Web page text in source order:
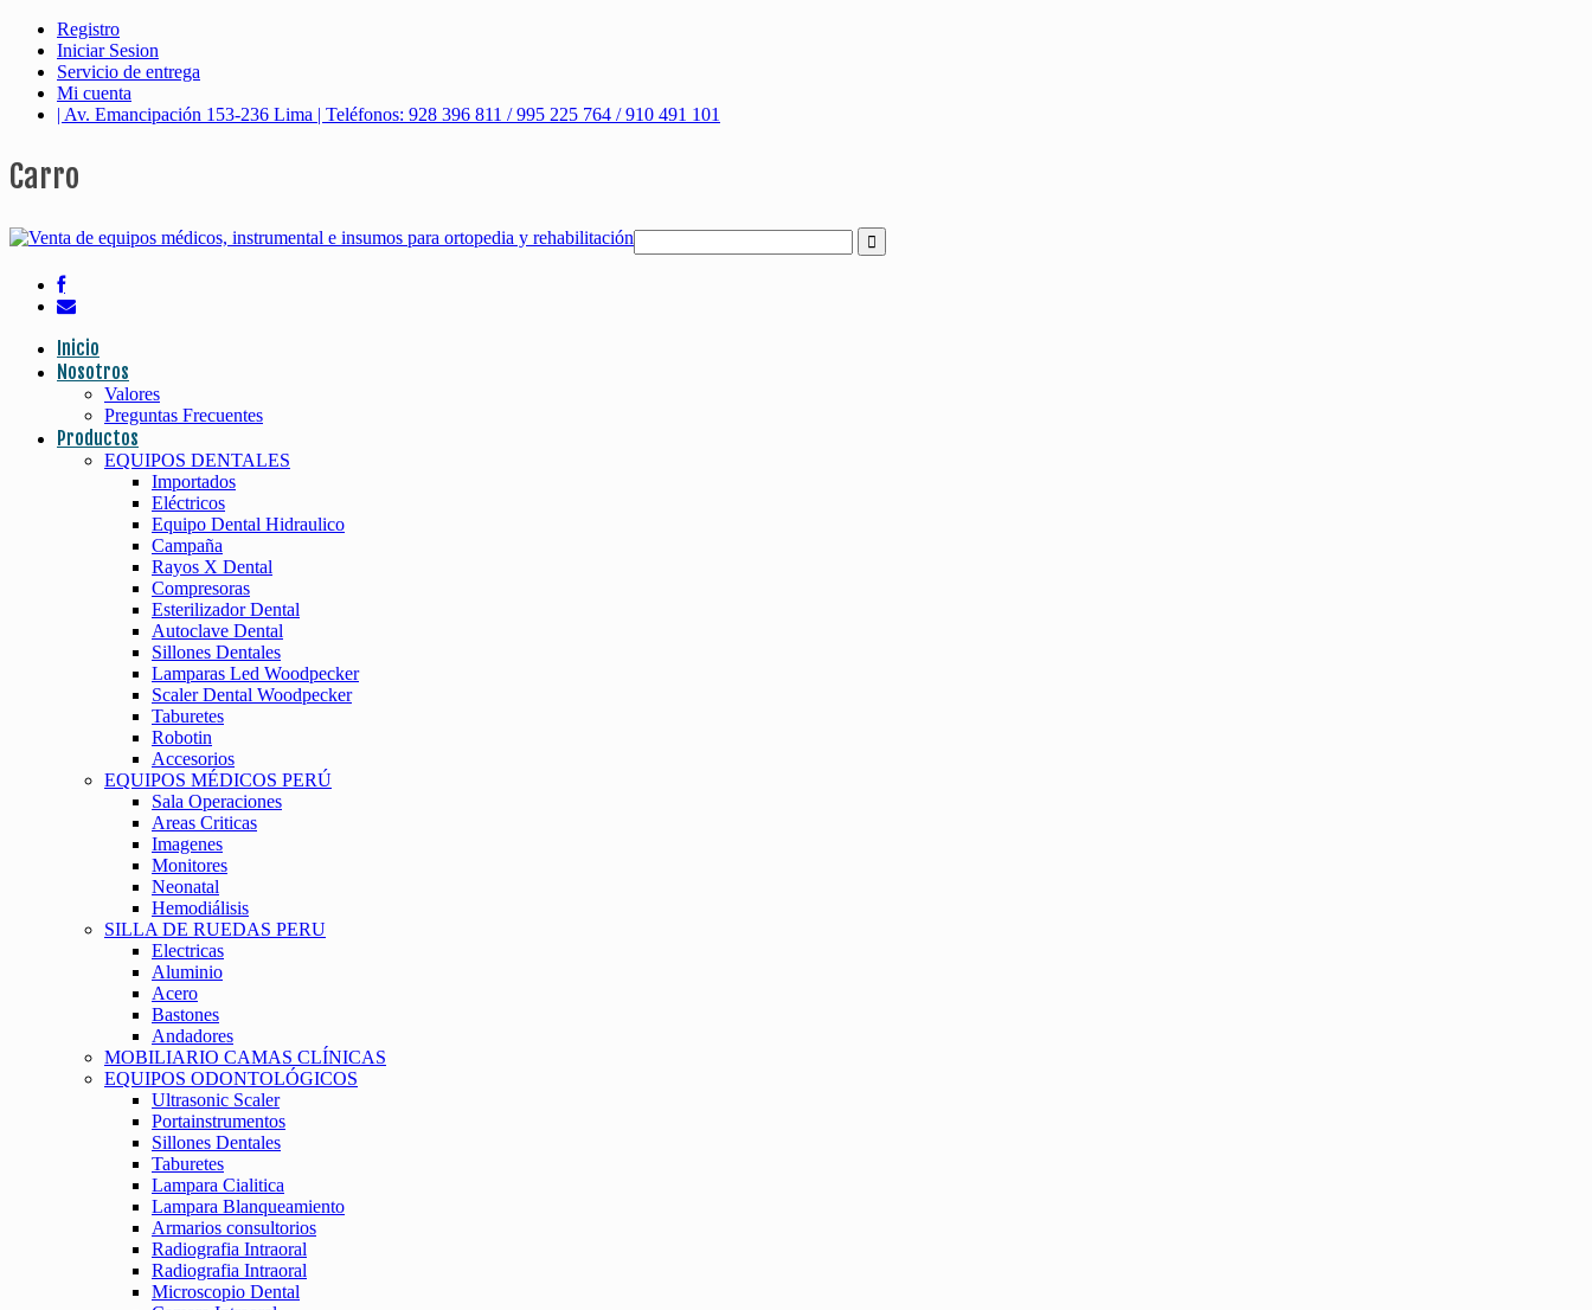
Registro
Iniciar Sesion
Servicio de entrega
Mi cuenta
| Av. Emancipación 153-236 Lima | Teléfonos: 928 396 811 / 995 225 764 / 910 491 101
Carro
Inicio
Nosotros
Valores
Preguntas Frecuentes
Productos
EQUIPOS DENTALES
Importados
Eléctricos
Equipo Dental Hidraulico
Campaña
Rayos X Dental
Compresoras
Esterilizador Dental
Autoclave Dental
Sillones Dentales
Lamparas Led Woodpecker
Scaler Dental Woodpecker
Taburetes
Robotin
Accesorios
EQUIPOS MÉDICOS PERÚ
Sala Operaciones
Areas Criticas
Imagenes
Monitores
Neonatal
Hemodiálisis
SILLA DE RUEDAS PERU
Electricas
Aluminio
Acero
Bastones
Andadores
MOBILIARIO CAMAS CLÍNICAS
EQUIPOS ODONTOLÓGICOS
Ultrasonic Scaler
Portainstrumentos
Sillones Dentales
Taburetes
Lampara Cialitica
Lampara Blanqueamiento
Armarios consultorios
Radiografia Intraoral
Radiografia Intraoral
Microscopio Dental